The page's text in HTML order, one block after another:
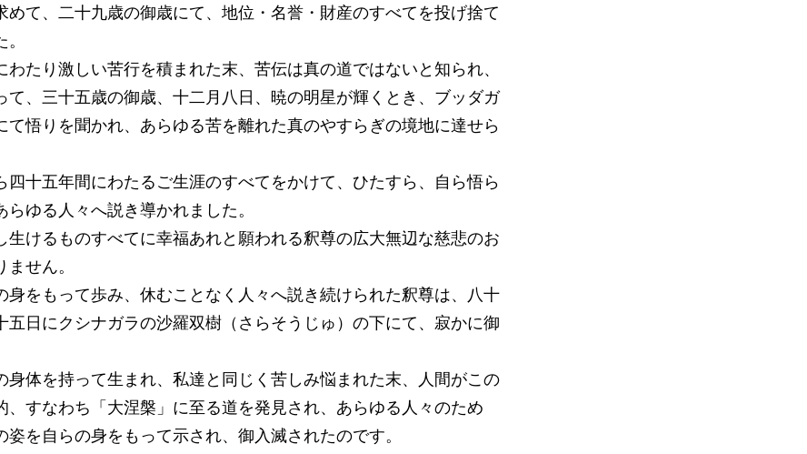
めて、二十九歳の御歳にて、地位・名誉・財産のすべてを投げ捨て
わたり激しい苦行を積まれた末、苦伝は真の道ではないと知られ、
て、三十五歳の御歳、十二月八日、暁の明星が輝くとき、ブッダガ
て悟りを聞かれ、あらゆる苦を離れた真のやすらぎの境地に達せら
四十五年間にわたるご生涯のすべてをかけて、ひたすら、自ら悟ら
ゆる人々へ説き導かれました。
生けるものすべてに幸福あれと願われる釈尊の広大無辺な慈悲のお
せん。
身をもって歩み、休むことなく人々へ説き続けられた釈尊は、八十
五日にクシナガラの沙羅双樹（さらそうじゅ）の下にて、寂かに御
身体を持って生まれ、私達と同じく苦しみ悩まれた末、人間がこの
、すなわち「大涅槃」に至る道を発見され、あらゆる人々のため
姿を自らの身をもって示され、御入滅されたのです。